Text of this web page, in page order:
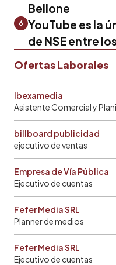
Bellone
6 YouTube es la
de NSE entre
Ofertas Laborales
Ibexamedia
Asistente Comercial y
billboard publicidad
ejecutivo de ventas
Empresa de Vía Pública
Ejecutivo de cuentas
Fefer Media SRL
Planner de medios
Fefer Media SRL
Ejecutivo de cuentas